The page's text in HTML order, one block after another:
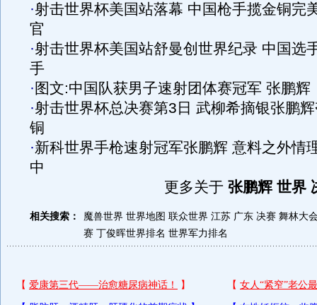
·射击世界杯美国站落幕 中国枪手揽金铜完
官
·射击世界杯美国站舒曼创世界纪录 中国选
手
· 图文:中国队获男子速射团体赛冠军 张鹏辉
·射击世界杯总决赛第3日 武柳希摘银张鹏
铜
·新科世界手枪速射冠军张鹏辉 意料之外情
中
更多关于 张鹏辉 世界
相关搜索： 魔兽世界 世界地图 联众世界 江苏 广东 决赛 舞林大
赛 丁俊晖世界排名 世界军力排名